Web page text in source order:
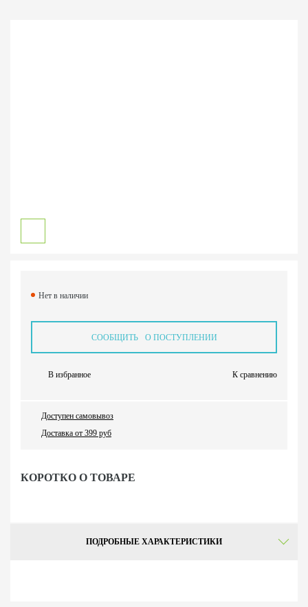
КОРОТКО О ТОВАРЕ
Нет в наличии
СООБЩИТЬ О ПОСТУПЛЕНИИ
В избранное К сравнению
Доступен самовывоз
Доставка от 399 руб
ПОДРОБНЫЕ ХАРАКТЕРИСТИКИ